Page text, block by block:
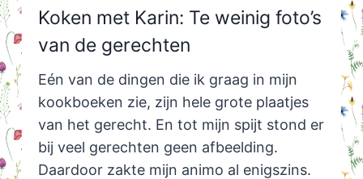
Koken met Karin: Te weinig foto’s
van de gerechten
Eén van de dingen die ik graag in mijn
kookboeken zie, zijn hele grote plaatjes
van het gerecht. En tot mijn spijt stond er
bij veel gerechten geen afbeelding.
Daardoor zakte mijn animo al enigszins.